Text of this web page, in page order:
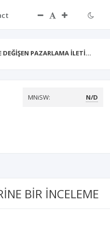
DEĞİŞEN PAZARLAMA İLETİ…
MNiSW: N/D
BİR İNCELEME